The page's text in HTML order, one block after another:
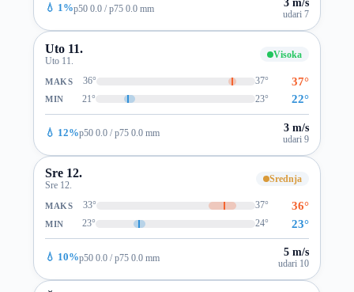
💧 1%p50 0.0 / p75 0.0 mm 3 m/s
udari 7
Uto 11.
Uto 11.
Visoka
MAKS 36° 37° 37°
MIN 21° 23° 22°
💧 12%p50 0.0 / p75 0.0 mm 3 m/s
udari 9
Sre 12.
Sre 12.
Srednja
MAKS 33° 37° 36°
MIN 23° 24° 23°
💧 10%p50 0.0 / p75 0.0 mm 5 m/s
udari 10